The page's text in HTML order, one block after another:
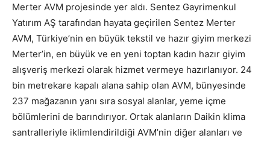
Merter AVM projesinde yer aldı. Sentez Gayrimenkul
Yatırım AŞ tarafından hayata geçirilen Sentez Merter
AVM, Türkiye’nin en büyük tekstil ve hazır giyim merkezi
Merter’in, en büyük ve en yeni toptan kadın hazır giyim
alışveriş merkezi olarak hizmet vermeye hazırlanıyor. 24
bin metrekare kapalı alana sahip olan AVM, bünyesinde
237 mağazanın yanı sıra sosyal alanlar, yeme içme
bölümlerini de barındırıyor. Ortak alanların Daikin klima
santralleriyle iklimlendirildiği AVM’nin diğer alanları ve